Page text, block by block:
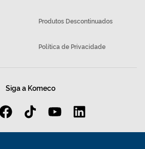
Produtos Descontinuados
Política de Privacidade
Siga a Komeco